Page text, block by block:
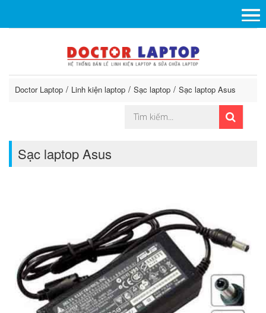
Doctor Laptop Linh kiện laptop Sạc laptop Sạc laptop Asus
Sạc laptop Asus